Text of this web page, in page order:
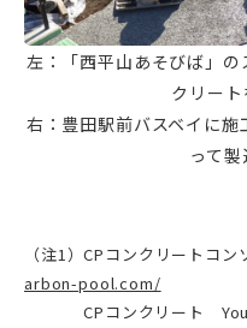
左：「西平山あそびば」
クリー
右：豊田駅前バスベイに
って
（注1）CPコンクリートコ
arbon-pool.com/
CPコンクリート You